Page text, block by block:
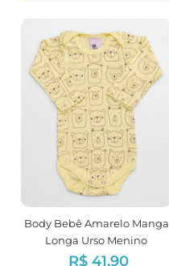
Body Bebê Amarelo Manga
Longa Urso Menino
R$ 41,90